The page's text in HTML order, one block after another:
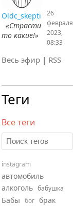
Oldc_skepti
«Страсти
то какие!»
26
февраля
2023,
08:33
Весь эфир | RSS
Теги
Все теги
instagram
автомобиль
алкоголь бабушка
Бабы бог брак